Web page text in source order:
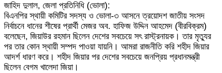
জাহিদ দুলাল, জেলা প্রতিনিধি (ভোলা):
বিএনপির স্থায়ী কমিটির সদস্য ও ভোলা-৩ আসনে ত্রয়োদশ জাতীয় সংসদ
নির্বাচনে ধানের শীষের প্রার্থী মেজর অব. হাফিজ উদ্দিন আহমেদ (বীরবিক্রম)
বলেছেন, জিয়াউর রহমান ছিলেন দেশের সবচেয়ে সৎ রাস্ট্রনায়ক। তার মৃত্যুর
পর তার কোন স্থায়ী সম্পদ পাওয়া যায়নি। আমরা রাজনীতি করি শহীদ জিয়ার
আদর্শ ধারণ করে। শহীদ জিয়ার পর দেশের সবচেয়ে জনপ্রিয় প্রধানমন্ত্রী
ছিলেন বেগম খালেদা জিয়া।